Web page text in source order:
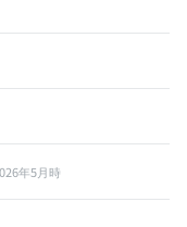
年5月時